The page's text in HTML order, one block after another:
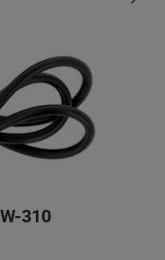
310